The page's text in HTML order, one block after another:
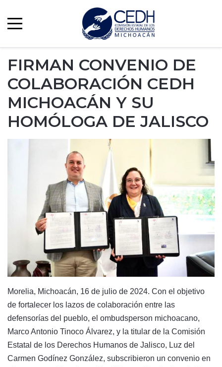
FIRMAN CONVENIO DE
COLABORACIÓN CEDH
MICHOACÁN Y SU
HOMÓLOGA DE JALISCO
Morelia, Michoacán, 16 de julio de 2024. Con el objetivo
de fortalecer los lazos de colaboración entre las
defensorías del pueblo, el ombudsperson michoacano,
Marco Antonio Tinoco Álvarez, y la titular de la Comisión
Estatal de los Derechos Humanos de Jalisco, Luz del
Carmen Godínez González, subscribieron un convenio en